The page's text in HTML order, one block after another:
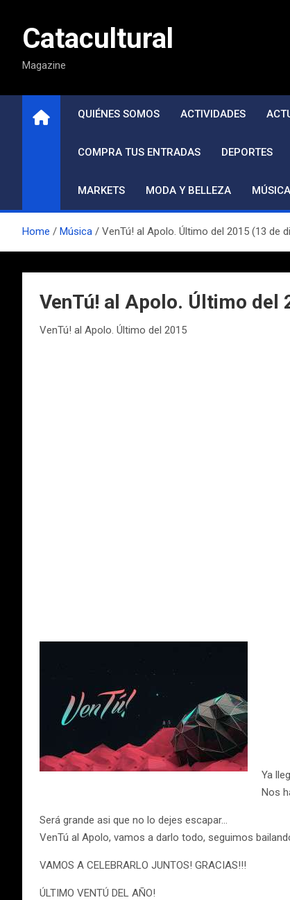
contenidoCatacultural
Magazine
QUIÉNES SOMOS ACTIVIDADES
COMPRA TUS ENTRADAS DEPORTES
MARKETS MODA Y BELLEZA MÚSICA
Home Música VenTú! al Apolo. Último del 2015 (13 de
VenTú! al Apolo. Último del
VenTú! al Apolo. Último del 2015
Ya
Nos
Será grande asi que no lo dejes escapar…
VenTú al Apolo, vamos a darlo todo, seguimos
VAMOS A CELEBRARLO JUNTOS! GRACIAS!!!
ÚLTIMO VENTÚ DEL AÑO!